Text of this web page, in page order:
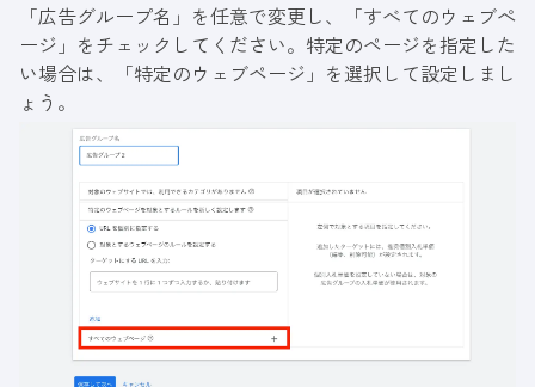
「広告グループ名」を任意で変更し、「すべてのウェブぺ
ージ」をチェックしてください。特定のページを指定した
い場合は、「特定のウェブページ」を選択して設定しまし
ょう。